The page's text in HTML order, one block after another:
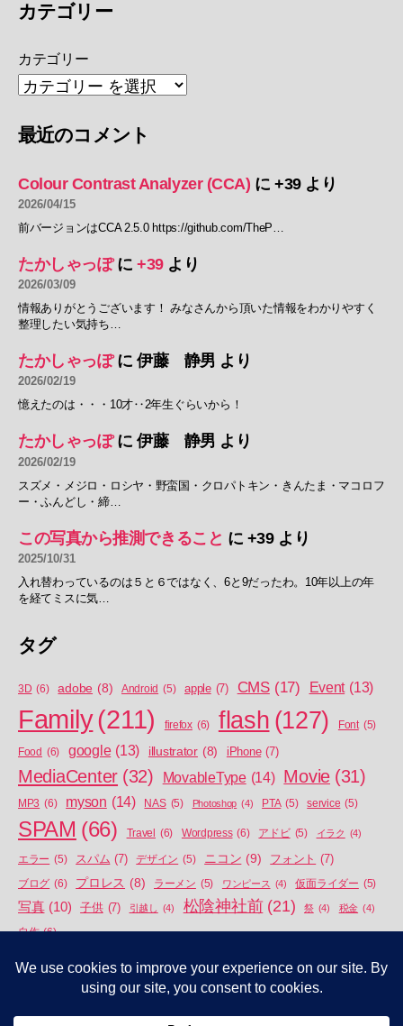
カテゴリー
カテゴリー
最近のコメント
Colour Contrast Analyzer (CCA) に+39より
2026/04/15
前バージョンはCCA 2.5.0 https://github.com/TheP…
たかしゃっぽに +39より
2026/03/09
情報ありがとうございます！ みなさんから頂いた情報をわかりやすく
整理したい気持ち…
たかしゃっぽに 伊藤 静男 より
2026/02/19
憶えたのは・・・10才‥2年生ぐらいから！
たかしゃっぽに 伊藤 静男 より
2026/02/19
スズメ・メジロ・ロシヤ・野蛮国・クロパトキン・きんたま・マコロフ
ー・ふんどし・締…
この写真から推測できること に +39より
2025/10/31
入れ替わっているのは５と６ではなく、6と9だったわ。10年以上の年
を経てミスに気…
タグ
3D (6) adobe (8) Android (5) apple (7) CMS (17) Event (13)
Family(211) firefox (6) flash (127) Font (5)
Food (6) google (13) illustrator (8) iPhone (7)
MediaCenter (32) MovableType (14) Movie (31)
MP3 (6) myson (14) NAS (5) Photoshop (4) PTA (5) service (5)
SPAM (66) Travel (6) Wordpress (6) アドビ (5) イラク (4)
エラー (5) スパム (7) デザイン (5) ニコン (9) フォント (7)
ブログ (6) プロレス (8) ラーメン (5) ワンピース (4) 仮面ライダー (5)
写真 (10) 子供 (7) 引越し (4) 松陰神社前 (21) 祭 (4) 税金 (4)
自作 (6)